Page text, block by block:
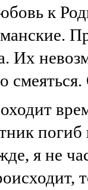
к
Их
я не